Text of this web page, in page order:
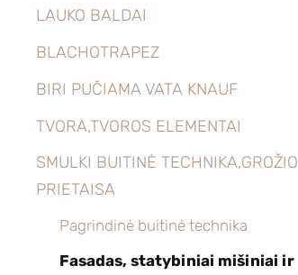
LAUKO BALDAI
BLACHOTRAPEZ
BIRI PUČIAMA VATA KNAUF
TVORA,TVOROS ELEMENTAI
SMULKI BUITINĖ TECHNIKA,GROŽIO
PRIETAISA
Pagrindinė buitinė technika
Fasadas, statybiniai mišiniai ir